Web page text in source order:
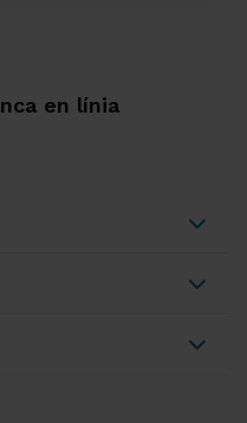
en línia